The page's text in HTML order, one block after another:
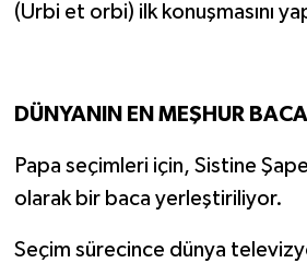
(Urbi et orbi) ilk konuşmasını
DÜNYANIN EN MEŞHUR
Papa seçimleri için, Sistine
olarak bir baca yerleştiriliyor.
Seçim sürecince dünya